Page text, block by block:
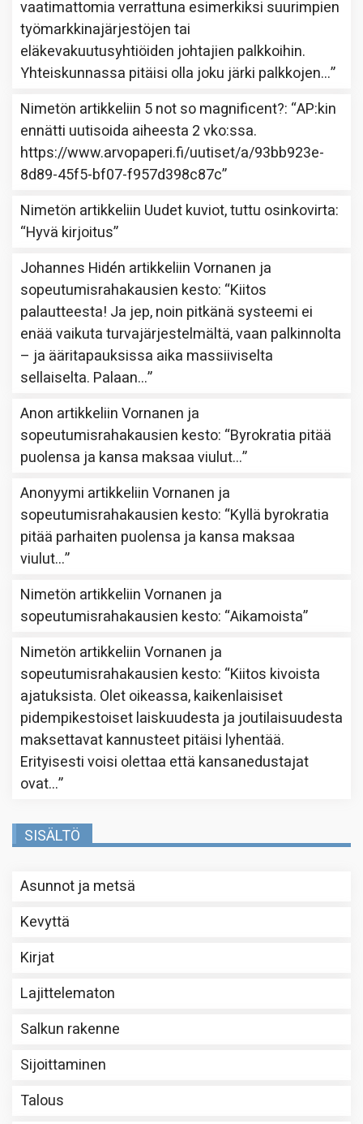
vaatimattomia verrattuna esimerkiksi suurimpien
työmarkkinajärjestöjen tai
eläkevakuutusyhtiöiden johtajien palkkoihin.
Yhteiskunnassa pitäisi olla joku järki palkkojen…”
Nimetön artikkeliin 5 not so magnificent?: “AP:kin
ennätti uutisoida aiheesta 2 vko:ssa.
https://www.arvopaperi.fi/uutiset/a/93bb923e-
8d89-45f5-bf07-f957d398c87c”
Nimetön artikkeliin Uudet kuviot, tuttu osinkovirta:
“Hyvä kirjoitus”
Johannes Hidén artikkeliinVornanen ja
sopeutumisrahakausien kesto: “Kiitos
palautteesta! Ja jep, noin pitkänä systeemi ei
enää vaikuta turvajärjestelmältä, vaan palkinnolta
– ja ääritapauksissa aika massiiviselta
sellaiselta. Palaan…”
Anon artikkeliinVornanen ja
sopeutumisrahakausien kesto: “Byrokratia pitää
puolensa ja kansa maksaa viulut…”
Anonyymi artikkeliinVornanen ja
sopeutumisrahakausien kesto: “Kyllä byrokratia
pitää parhaiten puolensa ja kansa maksaa
viulut…”
Nimetön artikkeliinVornanen ja
sopeutumisrahakausien kesto: “Aikamoista”
Nimetön artikkeliinVornanen ja
sopeutumisrahakausien kesto: “Kiitos kivoista
ajatuksista. Olet oikeassa, kaikenlaisiset
pidempikestoiset laiskuudesta ja joutilaisuudesta
maksettavat kannusteet pitäisi lyhentää.
Erityisesti voisi olettaa että kansanedustajat
ovat…”
SISÄLTÖ
Asunnot ja metsä
Kevyttä
Kirjat
Lajittelematon
Salkun rakenne
Sijoittaminen
Talous